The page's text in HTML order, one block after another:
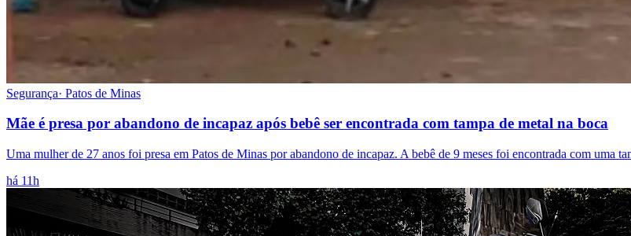
Segurança· Patos de Minas
Mãe é presa por abandono de incapaz após bebê ser encontrada com tampa de metal na boca
Uma mulher de 27 anos foi presa em Patos de Minas por abandono de incapaz. A bebê de 9 meses foi encontrada com uma
há 11h